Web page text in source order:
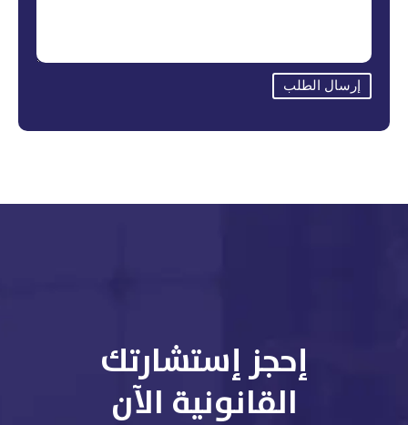
إرسال الطلب
إحجز إستشارتك
القانونية الآن